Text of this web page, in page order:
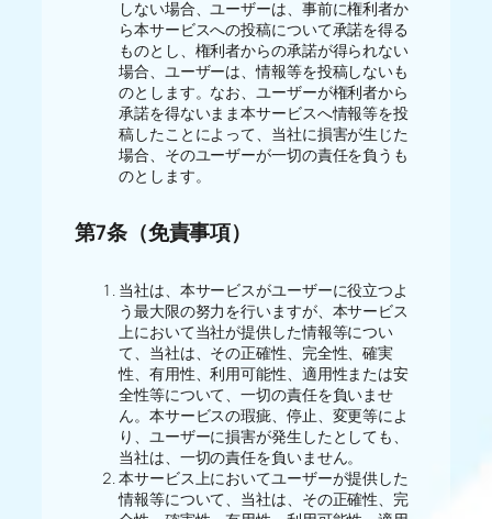
しない場合、ユーザーは、事前に権利者か
ら本サービスへの投稿について承諾を得る
ものとし、権利者からの承諾が得られない
場合、ユーザーは、情報等を投稿しないも
のとします。なお、ユーザーが権利者から
承諾を得ないまま本サービスへ情報等を投
稿したことによって、当社に損害が生じた
場合、そのユーザーが一切の責任を負うも
のとします。
第7条（免責事項）
当社は、本サービスがユーザーに役立つよ
う最大限の努力を行いますが、本サービス
上において当社が提供した情報等につい
て、当社は、その正確性、完全性、確実
性、有用性、利用可能性、適用性または安
全性等について、一切の責任を負いませ
ん。本サービスの瑕疵、停止、変更等によ
り、ユーザーに損害が発生したとしても、
当社は、一切の責任を負いません。
本サービス上においてユーザーが提供した
情報等について、当社は、その正確性、完